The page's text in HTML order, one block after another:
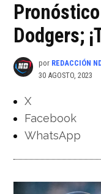
Dodgers;
por REDACCIÓN
30 AGOSTO, 2023
X
Facebook
WhatsApp